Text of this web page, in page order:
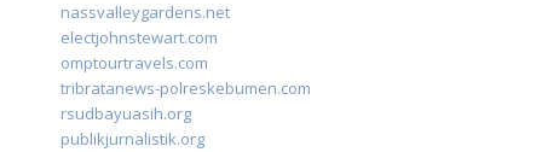
nassvalleygardens.net
electjohnstewart.com
omptourtravels.com
tribratanews-polreskebumen.com
rsudbayuasih.org
publikjurnalistik.org